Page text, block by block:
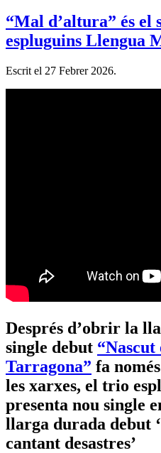
“Mal d’altura” és el
espluguins Llengua
Escrit el 27 Febrer 2026.
Després d’obrir la
single debut
Tarragona” fa
les xarxes, el trio
presenta nou single
llarga durada debut
cantant desastres’